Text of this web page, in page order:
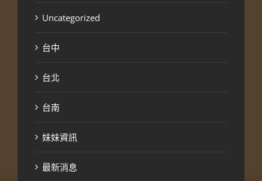
Uncategorized
台中
台北
台南
妹妹資訊
最新消息